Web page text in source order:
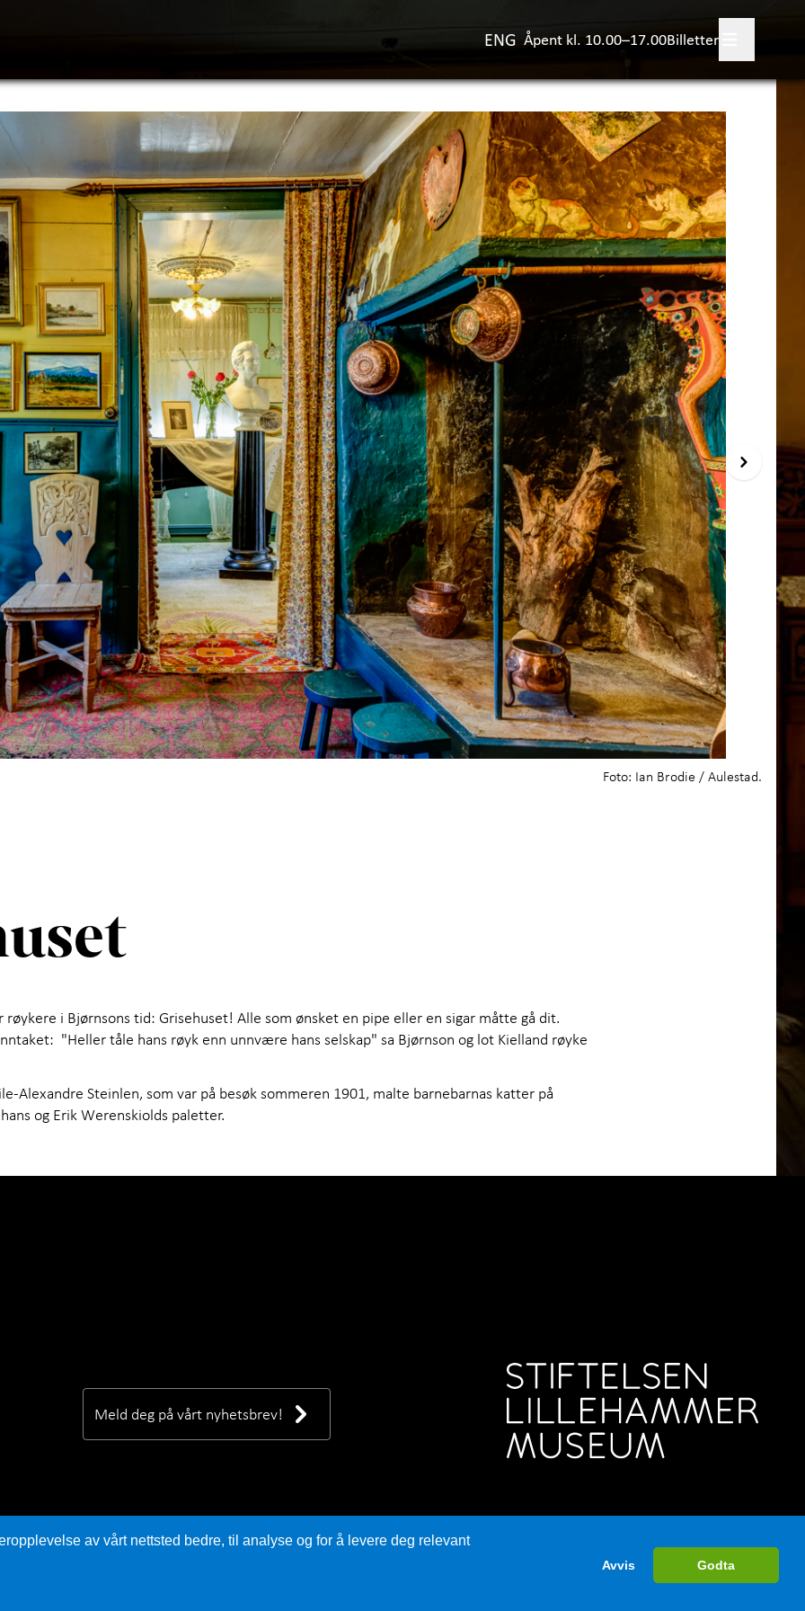
av vårt nettsted bedre, til analyse og for å levere deg relevant
Avvis Godta
ENG Åpent kl. 10.00–17.00Billetter
Planlegg besøk +
Hva skjer?
Opplevelser +
Aktiviteter for barn
Om Bjørnstjerne Bjørnson
Om Aulestad
Utforsk samlingene +
Selskaper med servering
Om oss +
Kunnskap og læring +
Kontakt oss
Foto: Ian Brodie / Aulestad.
i Bjørnsons tid: Grisehuset! Alle som ønsket en pipe eller en sigar måtte gå dit.
"Heller tåle hans røyk enn unnvære hans selskap" sa Bjørnson og lot Kielland røyke
Alexandre Steinlen, som var på besøk sommeren 1901, malte barnebarnas katter på
og Erik Werenskiolds paletter.
Meld deg på vårt nyhetsbrev!